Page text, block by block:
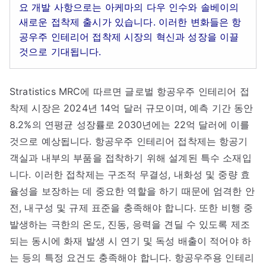
요 개발 사항으로는 아케마의 다우 인수와 솔베이의
새로운 접착제 출시가 있습니다. 이러한 변화들은 항
공우주 인테리어 접착제 시장의 혁신과 성장을 이끌
것으로 기대됩니다.
Stratistics MRC에 따르면 글로벌 항공우주 인테리어 접
착제 시장은 2024년 14억 달러 규모이며, 예측 기간 동안
8.2%의 연평균 성장률로 2030년에는 22억 달러에 이를
것으로 예상됩니다. 항공우주 인테리어 접착제는 항공기
객실과 내부의 부품을 접착하기 위해 설계된 특수 소재입
니다. 이러한 접착제는 구조적 무결성, 내화성 및 중량 효
율성을 보장하는 데 중요한 역할을 하기 때문에 엄격한 안
전, 내구성 및 규제 표준을 충족해야 합니다. 또한 비행 중
발생하는 극한의 온도, 진동, 응력을 견딜 수 있도록 제조
되는 동시에 화재 발생 시 연기 및 독성 배출이 적어야 하
는 등의 특정 요건도 충족해야 합니다. 항공우주용 인테리